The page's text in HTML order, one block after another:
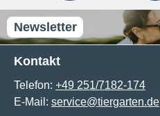
Newsletter
Kontakt
Telefon: +49 251/7182-174
E-Mail: service@tiergarten.de